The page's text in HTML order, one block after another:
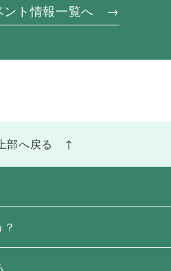
ント情報一覧へ →
部へ戻る ↑